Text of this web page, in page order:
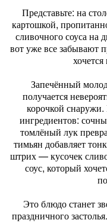
Представьте: на
картошкой,
сливочного соуса на
вот уже все
Запечённый
получается
корочкой
ингредиентов:
томлёный лук
тимьян добавляет
штрих — кусочек
соус, который
Это блюдо станет
праздничного